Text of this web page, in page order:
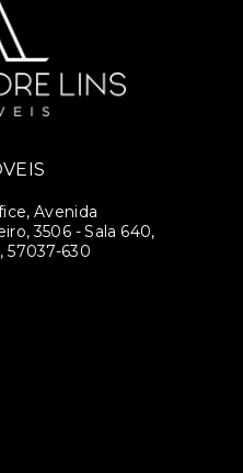
Avenida
3506 - Sala 640,
57037-630